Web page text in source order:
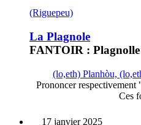
(Riguepeu)
La Plagnole
FANTOIR : Plagnolle
(lo,eth) Planhòu,
Prononcer
Ces
17 janvier 2025